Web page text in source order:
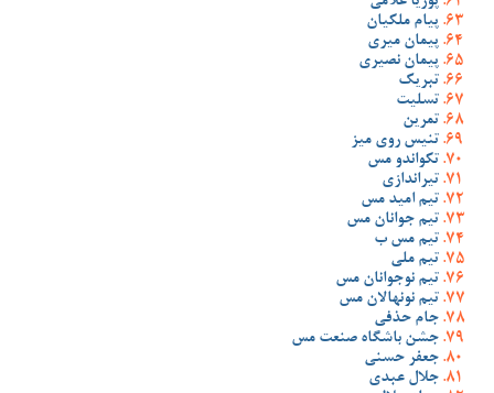
پیام ملکیان
پیمان میری
پیمان نصیری
تبریک
تسلیت
تمرین
تنیس روی میز
تکواندو مس
تیراندازی
تیم امید مس
تیم جوانان مس
تیم مس ب
تیم ملی
تیم نوجوانان مس
تیم نونهالان مس
جام حذفی
جشن باشگاه صنعت مس
جعفر حسنی
جلال عبدی